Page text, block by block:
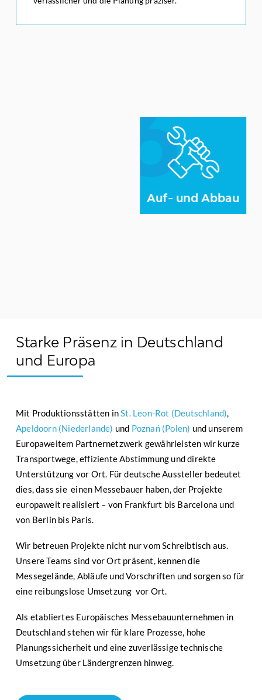
6
Auf- und Abbau
Auf- und Abbau
Auf- und Abbau übernehmen wir komplett. Unser
Team betreut den gesamten Ablauf vor Ort. Ihr Stand
steht rechtzeitig und fachgerecht, und wird nach
Starke Präsenz in Deutschland
und Europa
Mit Produktionsstätten inSt. Leon-Rot (Deutschland),
Apeldoorn (Niederlande) und Poznań (Polen) und unserem
Europaweitem Partnernetzwerk gewährleisten wir kurze
Transportwege, effiziente Abstimmung und direkte
Unterstützung vor Ort. Für deutsche Aussteller bedeutet
dies, dass sie einen Messebauer haben, der Projekte
europaweit realisiert – von Frankfurt bis Barcelona und
von Berlin bis Paris.
Wir betreuen Projekte nicht nur vom Schreibtisch aus.
Unsere Teams sind vor Ort präsent, kennen die
Messegelände, Abläufe und Vorschriften und sorgen so für
eine reibungslose Umsetzung vor Ort.
Als etabliertes Europäisches Messebauunternehmen in
Deutschland stehen wir für klare Prozesse, hohe
Planungssicherheit und eine zuverlässige technische
Umsetzung über Ländergrenzen hinweg.